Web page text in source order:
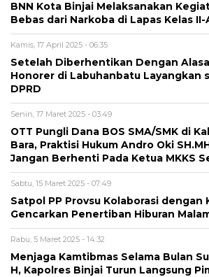
BNN Kota Binjai Melaksanakan
Bebas dari Narkoba di Lapas Kelas II-
Kamis, 17 April 2025 - 06:35
Setelah Diberhentikan Dengan
Honorer di Labuhanbatu Layangkan
DPRD
Senin, 17 Maret 2025 - 03:49
OTT Pungli Dana BOS SMA/SMK di
Bara, Praktisi Hukum Andro Oki
Jangan Berhenti Pada Ketua MKKS
Sabtu, 15 Maret 2025 - 07:49
Satpol PP Provsu Kolaborasi dengan
Gencarkan Penertiban Hiburan
Rabu, 5 Maret 2025 - 14:32
Menjaga Kamtibmas Selama Bulan
H, Kapolres Binjai Turun Langsung